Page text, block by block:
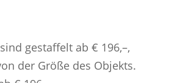
gestaffelt ab € 196,–,
der Größe des Objekts.